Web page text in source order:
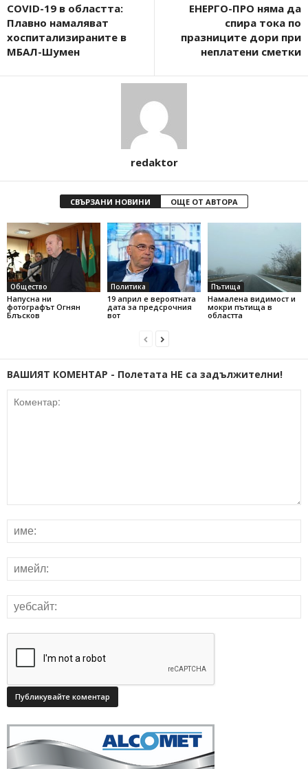
COVID-19 в областта:
Плавно намаляват
хоспитализираните в
МБАЛ-Шумен
ЕНЕРГО-ПРО няма да
спира тока по
празниците дори при
неплатени сметки
redaktor
СВЪРЗАНИ НОВИНИ ОЩЕ ОТ АВТОРА
Общество
Напусна ни
фотографът Огнян
Блъсков
Политика
19 април е вероятната
дата за предсрочния
вот
Пътища
Намалена видимост и
мокри пътища в
областта
ВАШИЯТ КОМЕНТАР - Полетата НЕ са задължителни!